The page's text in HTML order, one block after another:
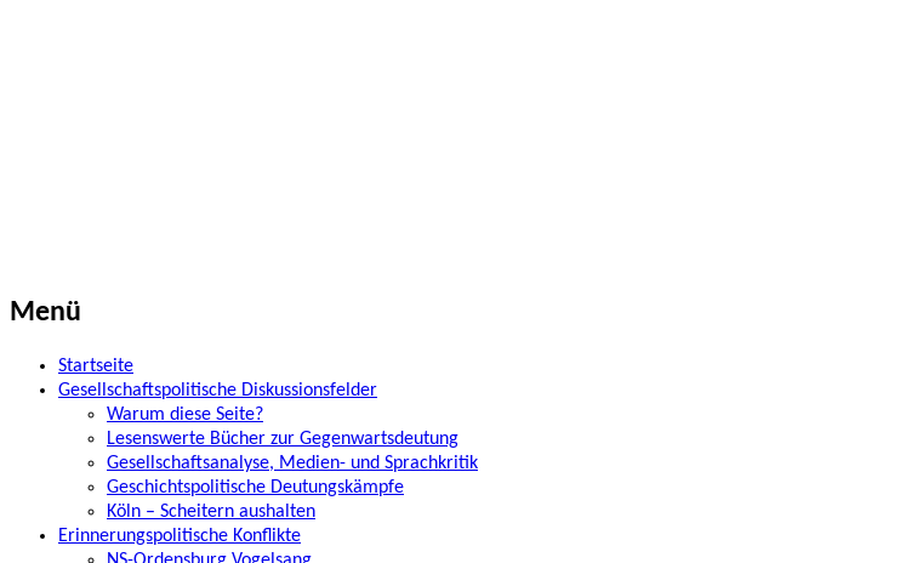
Beitrags-
← Hürtgenwald
Newsletter
Menü
Startseite
Gesellschaftspolitische Diskussionsfelder
Warum diese Seite?
Lesenswerte Bücher zur Gegenwartsdeutung
Gesellschaftsanalyse, Medien- und Sprachkritik
Geschichtspolitische Deutungskämpfe
Köln – Scheitern aushalten
Erinnerungspolitische Konflikte